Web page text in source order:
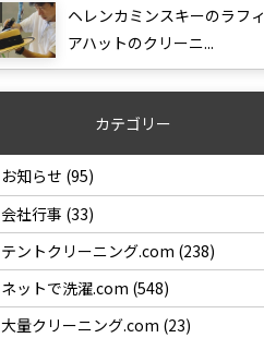
ヘレンカミンスキーのラフィ
アハットのクリーニ...
カテゴリー
お知らせ (95)
会社行事 (33)
テントクリーニング.com (238)
ネットで洗濯.com (548)
大量クリーニング.com (23)